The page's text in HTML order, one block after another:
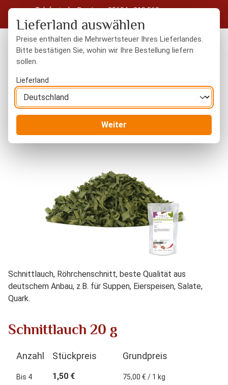
Zum Hauptinhalt springen
Telefonische Beratung: 05604 - 919 563
Kostenloser Versand in Deutschland ab 50 € Warenwert
Schnittlauch, Röhrchenschnitt, beste Qualität aus
deutschem Anbau, z.B. für Suppen, Eierspeisen, Salate,
Quark.
Schnittlauch 20 g
Anzahl Stückpreis Grundpreis
Bis 4 1,50 € 75,00 € / 1 kg
Lieferland auswählen
Preise enthalten die Mehrwertsteuer Ihres Lieferlandes.
Bitte bestätigen Sie, wohin wir Ihre Bestellung liefern
sollen.
Lieferland
Weiter